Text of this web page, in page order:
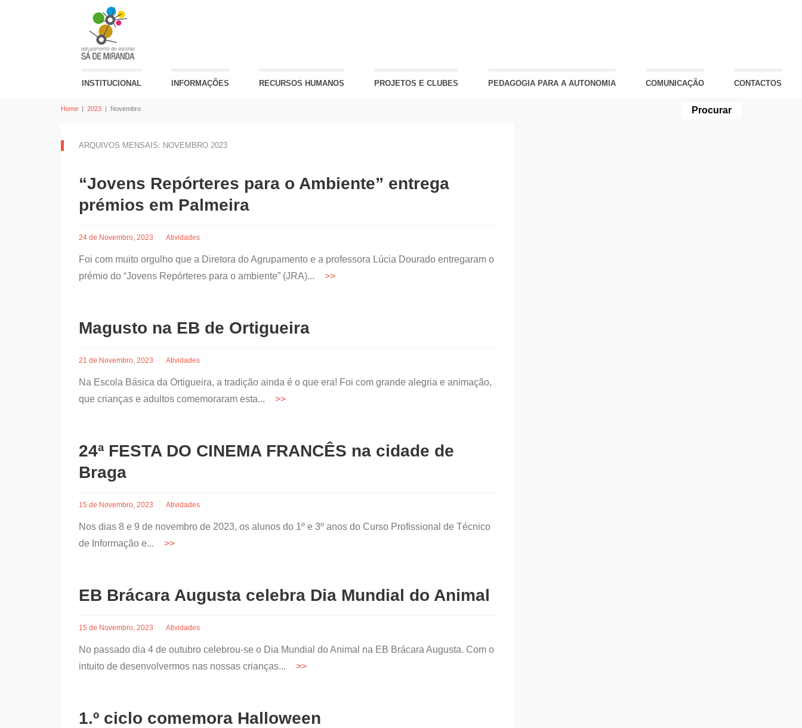
INSTITUCIONAL INFORMAÇÕES RECURSOS HUMANOS PROJETOS E CLUBES PEDAGOGIA PARA A AUTONOMIA COMUNICAÇÃO CONTACTOS
Home | 2023 | Novembro
ARQUIVOS MENSAIS: NOVEMBRO 2023
“Jovens Repórteres para o Ambiente” entrega
prémios em Palmeira
24 de Novembro, 2023 Atividades
Foi com muito orgulho que a Diretora do Agrupamento e a professora Lúcia Dourado entregaram o
prémio do “Jovens Repórteres para o ambiente” (JRA)...
Magusto na EB de Ortigueira
21 de Novembro, 2023 Atividades
Na Escola Básica da Ortigueira, a tradição ainda é o que era! Foi com grande alegria e animação,
que crianças e adultos comemoraram esta...
24ª FESTA DO CINEMA FRANCÊS na cidade de
Braga
15 de Novembro, 2023 Atividades
Nos dias 8 e 9 de novembro de 2023, os alunos do 1º e 3º anos do Curso Profissional de Técnico
de Informação e...
EB Brácara Augusta celebra Dia Mundial do Animal
15 de Novembro, 2023 Atividades
No passado dia 4 de outubro celebrou-se o Dia Mundial do Animal na EB Brácara Augusta. Com o
intuito de desenvolvermos nas nossas crianças...
1.º ciclo comemora Halloween